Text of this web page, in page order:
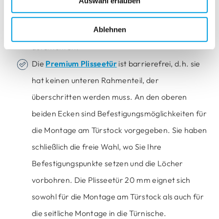
Ablehnen
werden. Die Vorbohrungen hierzu können Sie
nach Ihren eigenen Wünschen selbst
durchführen.
Die Premium Plisseetür ist barrierefrei, d.h. sie
hat keinen unteren Rahmenteil, der
überschritten werden muss. An den oberen
beiden Ecken sind Befestigungsmöglichkeiten für
die Montage am Türstock vorgegeben. Sie haben
schließlich die freie Wahl, wo Sie Ihre
Befestigungspunkte setzen und die Löcher
vorbohren. Die Plisseetür 20 mm eignet sich
sowohl für die Montage am Türstock als auch für
die seitliche Montage in die Türnische.